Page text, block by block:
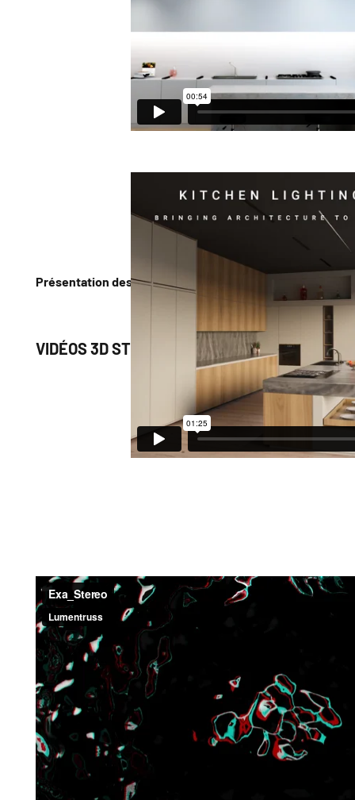
Présentation des éclairages de cuisine
VIDÉOS 3D STÉRÉOSCOPIQUES
Présentation 3D du luminaire EXA